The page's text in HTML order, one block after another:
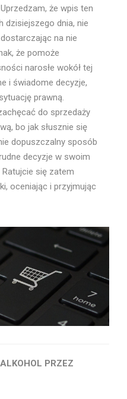
że wpis ten
dzisiejszego dnia, nie
na nie
że pomoże
narosłe wokół tej
i świadome decyzje,
prawną.
do sprzedaży
bo jak słusznie się
dopuszczalny sposób
decyzje w swoim
się zatem
oceniając i przyjmując
PRZEZ